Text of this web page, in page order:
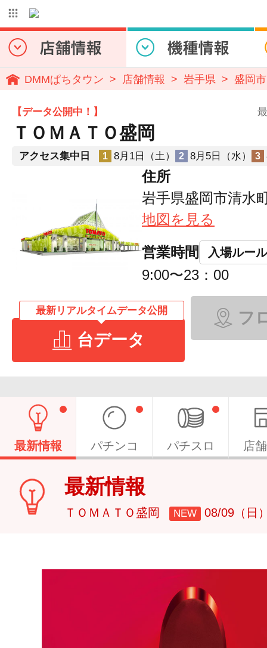
DMMぱちタウン 店舗情報 岩手県 盛岡市
【データ公開中！】
ＴＯＭＡＴＯ盛岡
アクセス集中日 1 8月1日（土） 2 8月5日（水） 3
住所
岩手県盛岡市清水
地図を見る
営業時間 入場ルール
9:00〜23：00
最新リアルタイムデータ公開
台データ
フ
最新情報 パチンコ パチスロ 店
最新情報
ＴＯＭＡＴＯ盛岡 NEW 08/09（日